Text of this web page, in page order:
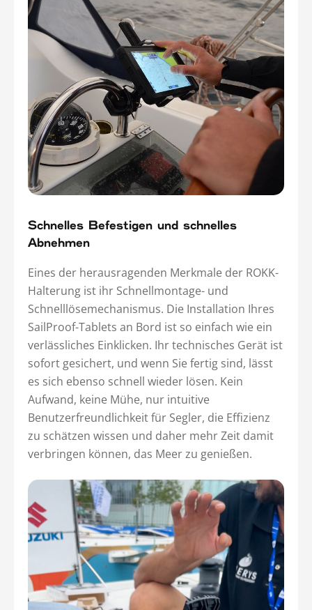
Schnelles Befestigen und schnelles
Abnehmen
Eines der herausragenden Merkmale der ROKK-
Halterung ist ihr Schnellmontage- und
Schnelllösemechanismus. Die Installation Ihres
SailProof-Tablets an Bord ist so einfach wie ein
verlässliches Einklicken. Ihr technisches Gerät ist
sofort gesichert, und wenn Sie fertig sind, lässt
es sich ebenso schnell wieder lösen. Kein
Aufwand, keine Mühe, nur intuitive
Benutzerfreundlichkeit für Segler, die Effizienz
zu schätzen wissen und daher mehr Zeit damit
verbringen können, das Meer zu genießen.